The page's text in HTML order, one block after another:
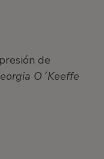
de
O´Keeffe